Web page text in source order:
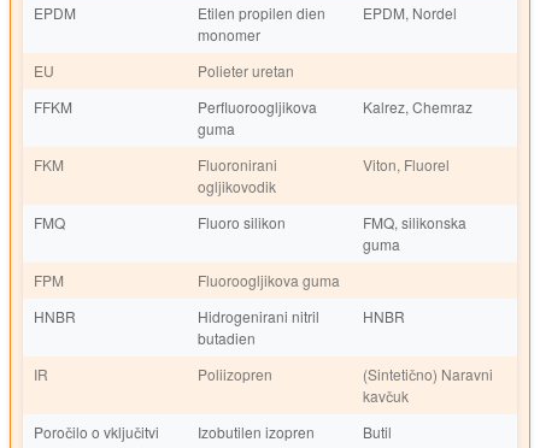
EPDM
Etilen propilen dien
monomer
EPDM, Nordel
EU
Polieter uretan
FFKM
Perfluoroogljikova
guma
Kalrez, Chemraz
FKM
Fluoronirani
ogljikovodik
Viton, Fluorel
FMQ Fluoro silikon
FMQ, silikonska
guma
FPM
Fluoroogljikova guma
HNBR
Hidrogenirani nitril
butadien
HNBR
IR Poliizopren
(Sintetično) Naravni
kavčuk
Poročilo o vključitvi
Izobutilen izopren
Butil